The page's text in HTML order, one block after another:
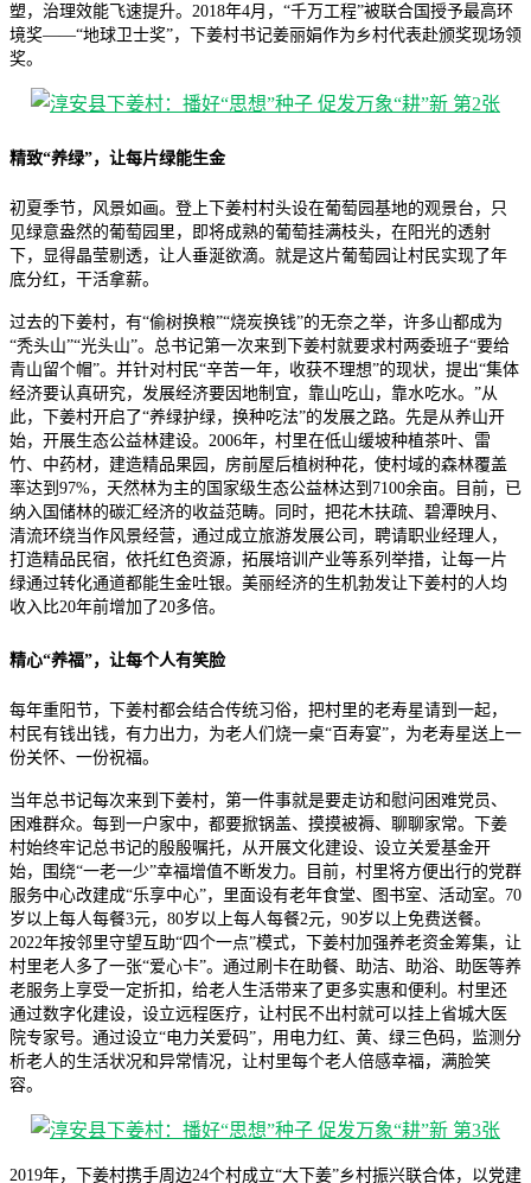
塑，治理效能飞速提升。2018年4月，“千万工程”被联合国授予最高环
境奖——“地球卫士奖”，下姜村书记姜丽娟作为乡村代表赴颁奖现场领
奖。
精致“养绿”，让每片绿能生金
初夏季节，风景如画。登上下姜村村头设在葡萄园基地的观景台，只
见绿意盎然的葡萄园里，即将成熟的葡萄挂满枝头，在阳光的透射
下，显得晶莹剔透，让人垂涎欲滴。就是这片葡萄园让村民实现了年
底分红，干活拿薪。
过去的下姜村，有“偷树换粮”“烧炭换钱”的无奈之举，许多山都成为
“秃头山”“光头山”。总书记第一次来到下姜村就要求村两委班子“要给
青山留个帽”。并针对村民“辛苦一年，收获不理想”的现状，提出“集体
经济要认真研究，发展经济要因地制宜，靠山吃山，靠水吃水。”从
此，下姜村开启了“养绿护绿，换种吃法”的发展之路。先是从养山开
始，开展生态公益林建设。2006年，村里在低山缓坡种植茶叶、雷
竹、中药材，建造精品果园，房前屋后植树种花，使村域的森林覆盖
率达到97%，天然林为主的国家级生态公益林达到7100余亩。目前，已
纳入国储林的碳汇经济的收益范畴。同时，把花木扶疏、碧潭映月、
清流环绕当作风景经营，通过成立旅游发展公司，聘请职业经理人，
打造精品民宿，依托红色资源，拓展培训产业等系列举措，让每一片
绿通过转化通道都能生金吐银。美丽经济的生机勃发让下姜村的人均
收入比20年前增加了20多倍。
精心“养福”，让每个人有笑脸
每年重阳节，下姜村都会结合传统习俗，把村里的老寿星请到一起，
村民有钱出钱，有力出力，为老人们烧一桌“百寿宴”，为老寿星送上一
份关怀、一份祝福。
当年总书记每次来到下姜村，第一件事就是要走访和慰问困难党员、
困难群众。每到一户家中，都要掀锅盖、摸摸被褥、聊聊家常。下姜
村始终牢记总书记的殷殷嘱托，从开展文化建设、设立关爱基金开
始，围绕“一老一少”幸福增值不断发力。目前，村里将方便出行的党群
服务中心改建成“乐享中心”，里面设有老年食堂、图书室、活动室。70
岁以上每人每餐3元，80岁以上每人每餐2元，90岁以上免费送餐。
2022年按邻里守望互助“四个一点”模式，下姜村加强养老资金筹集，让
村里老人多了一张“爱心卡”。通过刷卡在助餐、助洁、助浴、助医等养
老服务上享受一定折扣，给老人生活带来了更多实惠和便利。村里还
通过数字化建设，设立远程医疗，让村民不出村就可以挂上省城大医
院专家号。通过设立“电力关爱码”，用电力红、黄、绿三色码，监测分
析老人的生活状况和异常情况，让村里每个老人倍感幸福，满脸笑
容。
2019年，下姜村携手周边24个村成立“大下姜”乡村振兴联合体，以党建